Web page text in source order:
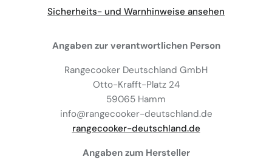
Sicherheits- und Warnhinweise ansehen
Angaben zur verantwortlichen Person
Rangecooker Deutschland GmbH
Otto-Krafft-Platz 24
59065 Hamm
info@rangecooker-deutschland.de
rangecooker-deutschland.de
Angaben zum Hersteller